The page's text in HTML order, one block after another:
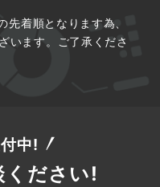
ロンの雰囲気を伝
のある施術室、明る
で掲載し、来店後
ことで、アクティ
評価され、集客力
先着順となります為、
います。ご了承くださ
中!
ください!